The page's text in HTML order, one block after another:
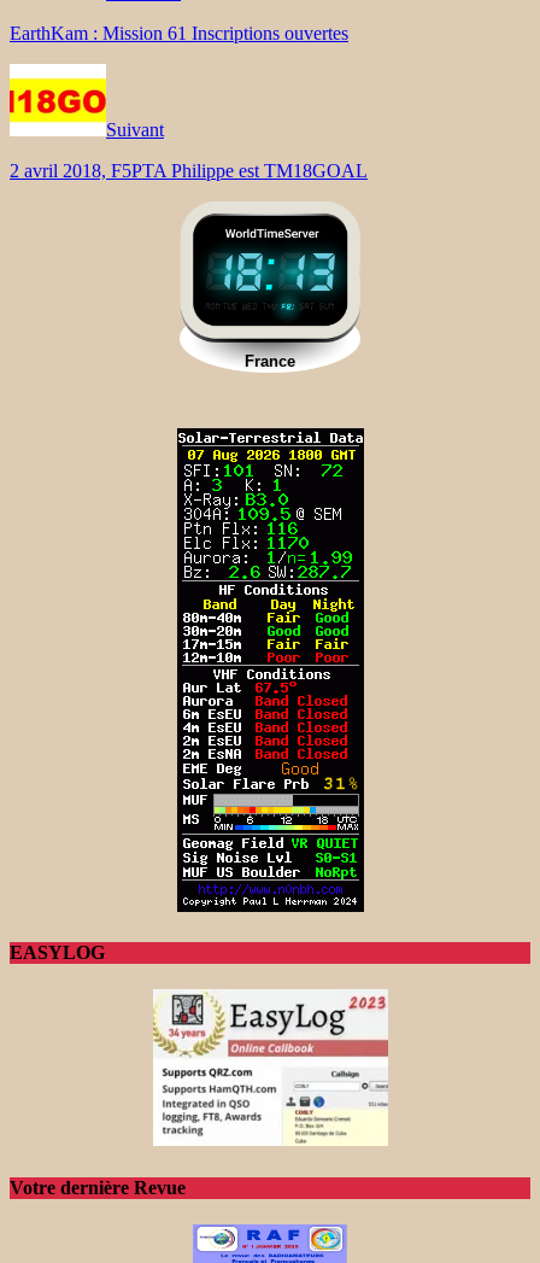
EarthKam : Mission 61 Inscriptions ouvertes
Suivant
2 avril 2018, F5PTA Philippe est TM18GOAL
EASYLOG
Votre dernière Revue